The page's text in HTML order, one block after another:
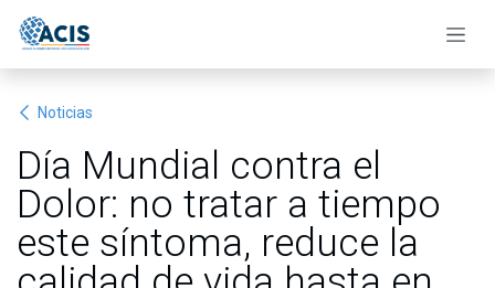
Noticias
Día Mundial contra el
Dolor: no tratar a tiempo
este síntoma, reduce la